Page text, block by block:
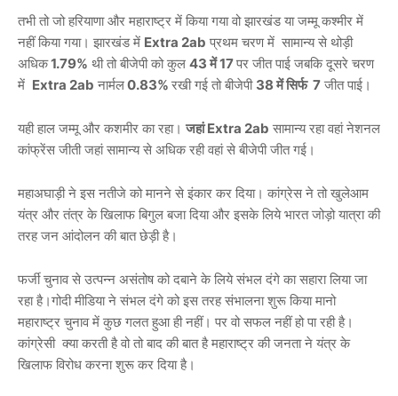
तभी तो जो हरियाणा और महाराष्ट्र में किया गया वो झारखंड या जम्मू कश्मीर में
नहीं किया गया। झारखंड में Extra 2ab प्रथम चरण में सामान्य से थोड़ी
अधिक1.79% थी तो बीजेपी को कुल 43 में 17पर जीत पाई जबकि दूसरे चरण
में Extra 2ab नार्मल0.83% रखी गई तो बीजेपी 38 में सिर्फ 7 जीत पाई।
यही हाल जम्मू और कशमीर का रहा। जहां Extra 2ab सामान्य रहा वहां नेशनल
कांफ्रेंस जीती जहां सामान्य से अधिक रही वहां से बीजेपी जीत गई।
महाअघाड़ी ने इस नतीजे को मानने से इंकार कर दिया। कांग्रेस ने तो खुलेआम
यंत्र और तंत्र के खिलाफ बिगुल बजा दिया और इसके लिये भारत जोड़ो यात्रा की
तरह जन आंदोलन की बात छेड़ी है।
फर्जी चुनाव से उत्पन्न असंतोष को दबाने के लिये संभल दंगे का सहारा लिया जा
रहा है।गोदी मीडिया ने संभल दंगे को इस तरह संभालना शुरू किया मानो
महाराष्ट्र चुनाव में कुछ गलत हुआ ही नहीं। पर वो सफल नहीं हो पा रही है।
कांग्रेसी क्या करती है वो तो बाद की बात है महाराष्ट्र की जनता ने यंत्र के
खिलाफ विरोध करना शुरू कर दिया है।